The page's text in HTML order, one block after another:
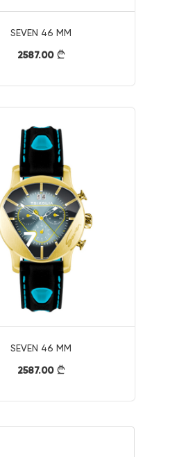
SEVEN 46 MM
2587.00 }
SEVEN 46 MM
2587.00 }